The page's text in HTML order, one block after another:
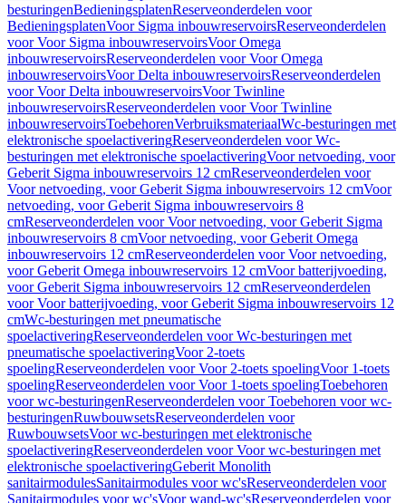
besturingenBedieningsplatenReserveonderdelen voor
BedieningsplatenVoor Sigma inbouwreservoirsReserveonderdelen
voor Voor Sigma inbouwreservoirsVoor Omega
inbouwreservoirsReserveonderdelen voor Voor Omega
inbouwreservoirsVoor Delta inbouwreservoirsReserveonderdelen
voor Voor Delta inbouwreservoirsVoor Twinline
inbouwreservoirsReserveonderdelen voor Voor Twinline
inbouwreservoirsToebehorenVerbruiksmateriaalWc-besturingen met
elektronische spoelactiveringReserveonderdelen voor Wc-
besturingen met elektronische spoelactiveringVoor netvoeding, voor
Geberit Sigma inbouwreservoirs 12 cmReserveonderdelen voor
Voor netvoeding, voor Geberit Sigma inbouwreservoirs 12 cmVoor
netvoeding, voor Geberit Sigma inbouwreservoirs 8
cmReserveonderdelen voor Voor netvoeding, voor Geberit Sigma
inbouwreservoirs 8 cmVoor netvoeding, voor Geberit Omega
inbouwreservoirs 12 cmReserveonderdelen voor Voor netvoeding,
voor Geberit Omega inbouwreservoirs 12 cmVoor batterijvoeding,
voor Geberit Sigma inbouwreservoirs 12 cmReserveonderdelen
voor Voor batterijvoeding, voor Geberit Sigma inbouwreservoirs 12
cmWc-besturingen met pneumatische
spoelactiveringReserveonderdelen voor Wc-besturingen met
pneumatische spoelactiveringVoor 2-toets
spoelingReserveonderdelen voor Voor 2-toets spoelingVoor 1-toets
spoelingReserveonderdelen voor Voor 1-toets spoelingToebehoren
voor wc-besturingenReserveonderdelen voor Toebehoren voor wc-
besturingenRuwbouwsetsReserveonderdelen voor
RuwbouwsetsVoor wc-besturingen met elektronische
spoelactiveringReserveonderdelen voor Voor wc-besturingen met
elektronische spoelactiveringGeberit Monolith
sanitairmodulesSanitairmodules voor wc'sReserveonderdelen voor
Sanitairmodules voor wc'sVoor wand-wc'sReserveonderdelen voor